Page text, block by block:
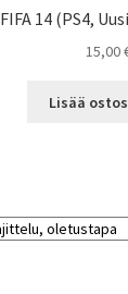
FIFA 14 (PS4,
15,00
Lisää